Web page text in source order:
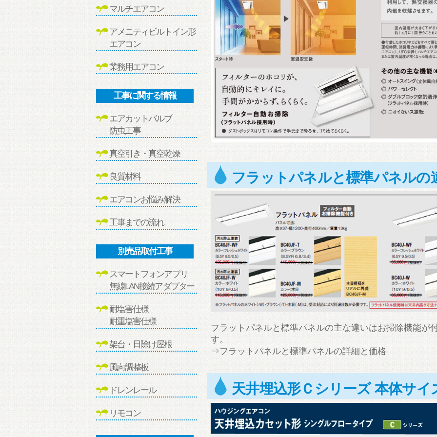
フラットパネルと標準パネルの
フラットパネルと標準パネルの主な違いはお掃除機能が
す。
⇒フラットパネルと標準パネルの詳細と価格
天井埋込形Ｃシリーズ 本体サイ
マルチエアコン
アメニティビルトイン形
エアコン
業務用エアコン
工事に関する情報
エアカットバルブ
防虫工事
真空引き・真空乾燥
良質材料
エアコンお悩み解決
工事までの流れ
別売品取付工事
スマートフォンアプリ
無線LAN接続アダプター
耐塩害仕様
耐重塩害仕様
架台・日除け屋根
風向調整板
ドレンレール
リモコン